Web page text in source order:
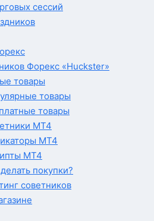
сессий
Форекс «Huckster»
товары
товары
товары
MT4
MT4
MT4
покупки?
советников